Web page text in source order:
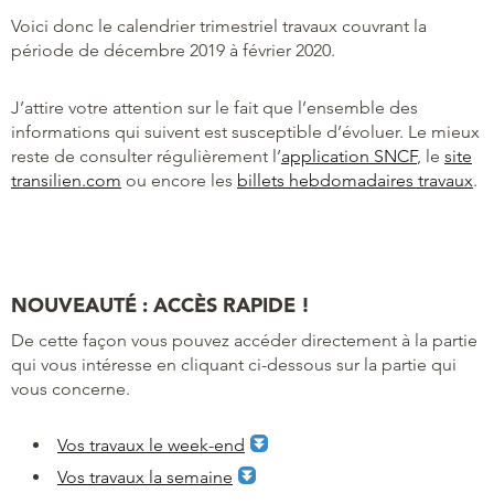
Voici donc le calendrier trimestriel travaux couvrant la
période de décembre 2019 à février 2020.
J’attire votre attention sur le fait que l’ensemble des
informations qui suivent est susceptible d’évoluer. Le mieux
reste de consulter régulièrement l’application SNCF, le site
transilien.com ou encore les billets hebdomadaires travaux.
NOUVEAUTÉ : ACCÈS RAPIDE !
De cette façon vous pouvez accéder directement à la partie
qui vous intéresse en cliquant ci-dessous sur la partie qui
vous concerne.
Vos travaux le week-end
Vos travaux la semaine